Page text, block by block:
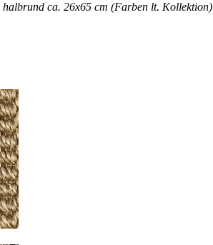
halbrund ca. 26x65 cm (Farben lt. Kollektion)